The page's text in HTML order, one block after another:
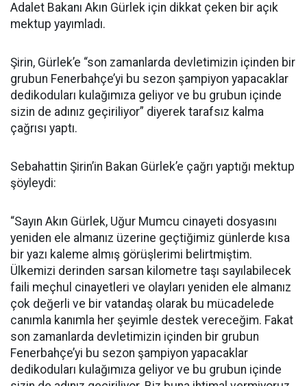
Adalet Bakanı Akın Gürlek için dikkat çeken bir açık
mektup yayımladı.
Şirin, Gürlek’e “son zamanlarda devletimizin içinden bir
grubun Fenerbahçe’yi bu sezon şampiyon yapacaklar
dedikoduları kulağımıza geliyor ve bu grubun içinde
sizin de adınız geçiriliyor” diyerek tarafsız kalma
çağrısı yaptı.
Sebahattin Şirin’in Bakan Gürlek’e çağrı yaptığı mektup
şöyleydi:
“Sayın Akın Gürlek, Uğur Mumcu cinayeti dosyasını
yeniden ele almanız üzerine geçtiğimiz günlerde kısa
bir yazı kaleme almış görüşlerimi belirtmiştim.
Ülkemizi derinden sarsan kilometre taşı sayılabilecek
faili meçhul cinayetleri ve olayları yeniden ele almanız
çok değerli ve bir vatandaş olarak bu mücadelede
canımla kanımla her şeyimle destek vereceğim. Fakat
son zamanlarda devletimizin içinden bir grubun
Fenerbahçe’yi bu sezon şampiyon yapacaklar
dedikoduları kulağımıza geliyor ve bu grubun içinde